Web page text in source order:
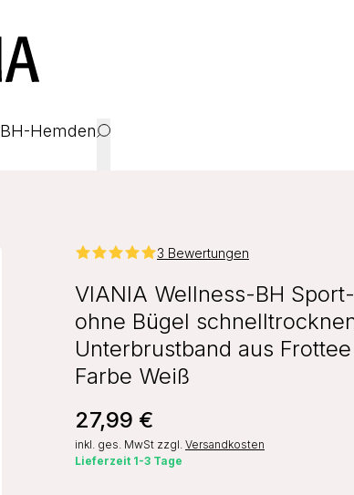
BH-Hemden
3 Bewertungen
VIANIA Wellness-BH
ohne Bügel
Unterbrustband aus
Farbe Weiß
27,99 €
inkl. ges. MwSt zzgl. Versandkosten
Lieferzeit 1-3 Tage